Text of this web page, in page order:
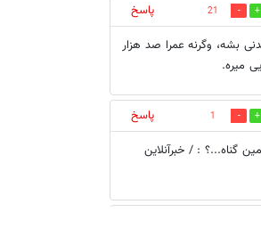
21
پاسخ
تا جذاب و دیدنی بشه، وگرنه عمرا صد هزار
میره.
1
پاسخ
گناه...؟ : / خبرآنلاین